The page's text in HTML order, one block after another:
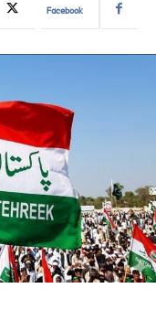
Facebook